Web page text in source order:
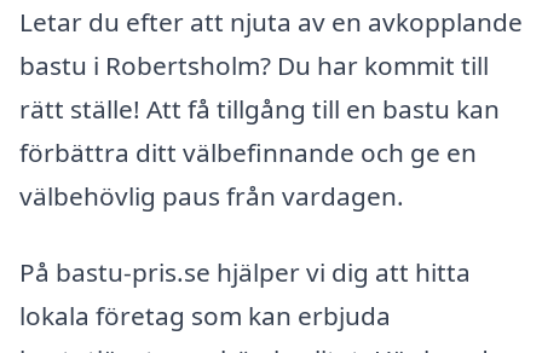
Letar du efter att njuta av en avkopplande
bastu i Robertsholm? Du har kommit till
rätt ställe! Att få tillgång till en bastu kan
förbättra ditt välbefinnande och ge en
välbehövlig paus från vardagen.
På bastu-pris.se hjälper vi dig att hitta
lokala företag som kan erbjuda